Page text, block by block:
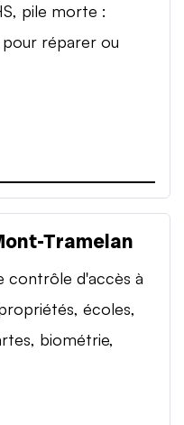
pile morte :
réparer ou
Tramelan
contrôle d'accès à
écoles,
biométrie,